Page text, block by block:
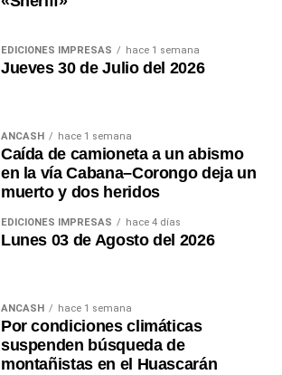
EDICIONES IMPRESAS hace 1 semana
Jueves 30 de Julio del 2026
ANCASH hace 1 semana
Caída de camioneta a un abismo
en la vía Cabana–Corongo deja un
muerto y dos heridos
EDICIONES IMPRESAS hace 4 días
Lunes 03 de Agosto del 2026
ANCASH hace 1 semana
Por condiciones climáticas
suspenden búsqueda de
montañistas en el Huascarán